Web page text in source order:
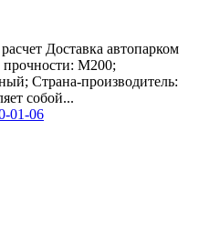
Доставка автопарком
М200;
Страна-производитель:
собой...
01-06